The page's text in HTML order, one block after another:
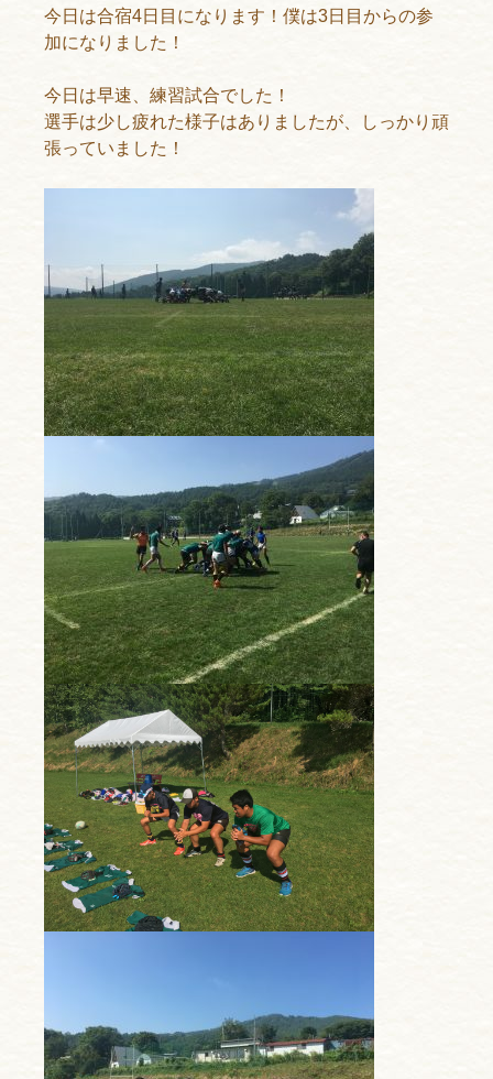
今日は合宿4日目になります！僕は3日目からの参
加になりました！
今日は早速、練習試合でした！
選手は少し疲れた様子はありましたが、しっかり頑
張っていました！